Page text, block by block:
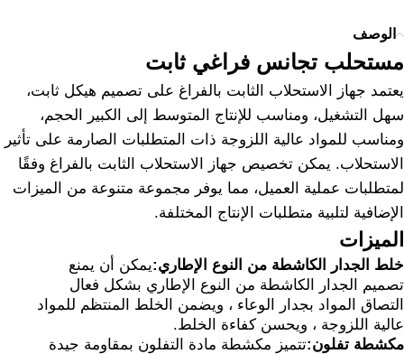
الوصف
مستحلب تجانس فراغي ثابت
يعتمد جهاز الاستحلاب الثابت بالفراغ على تصميم هيكل ثابت،
سهل التشغيل، ومناسب للإنتاج المتوسط إلى الكبير الحجم،
ومناسب للمواد عالية اللزوجة ذات المتطلبات الصارمة على تأثير
الاستحلاب. يمكن تخصيص جهاز الاستحلاب الثابت بالفراغ وفقًا
لمتطلبات عملية العميل، مما يوفر مجموعة متنوعة من الميزات
الإضافية لتلبية متطلبات الإنتاج المختلفة.
الميزات
خلط الجدار الكاشطة من النوع الإطاري:يمكن أن يمنع
تصميم الجدار الكاشطة من النوع الإطاري بشكل فعال
التصاق المواد بجدار الوعاء ، ويضمن الخلط المنتظم للمواد
عالية اللزوجة ، ويحسن كفاءة الخلط.
مكشطة تفلون:تتميز مكشطة مادة التفلون بمقاومة جيدة